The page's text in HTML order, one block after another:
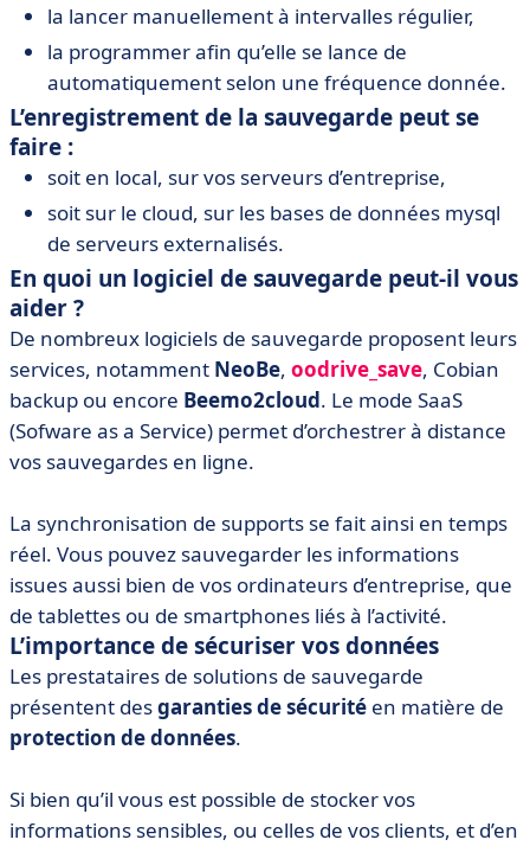
la lancer manuellement à intervalles régulier,
la programmer afin qu’elle se lance de
automatiquement selon une fréquence donnée.
L’enregistrement de la sauvegarde peut se
faire :
soit en local, sur vos serveurs d’entreprise,
soit sur le cloud, sur les bases de données mysql
de serveurs externalisés.
En quoi un logiciel de sauvegarde peut-il vous
aider ?
De nombreux logiciels de sauvegarde proposent leurs
services, notamment NeoBe, oodrive_save, Cobian
backup ou encore Beemo2cloud. Le mode SaaS
(Sofware as a Service) permet d’orchestrer à distance
vos sauvegardes en ligne.
La synchronisation de supports se fait ainsi en temps
réel. Vous pouvez sauvegarder les informations
issues aussi bien de vos ordinateurs d’entreprise, que
de tablettes ou de smartphones liés à l’activité.
L’importance de sécuriser vos données
Les prestataires de solutions de sauvegarde
présentent desgaranties de sécurité en matière de
protection de données.
Si bien qu’il vous est possible de stocker vos
informations sensibles, ou celles de vos clients, et d’en